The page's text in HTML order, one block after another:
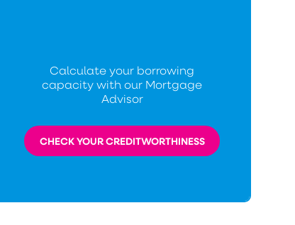
Calculate your borrowing
capacity with our Mortgage
Advisor
CHECK YOUR CREDITWORTHINESS